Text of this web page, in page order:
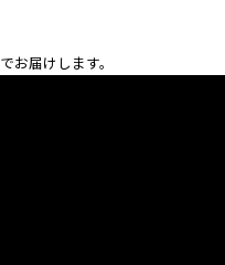
お届けします。